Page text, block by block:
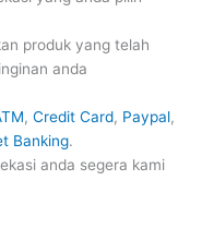
produk yang telah
anda
, Credit Card, Paypal,
Banking.
anda segera kami